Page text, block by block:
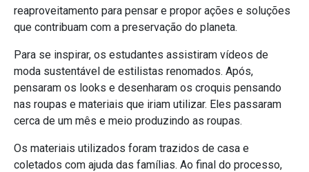
reaproveitamento para pensar e propor ações e soluções
que contribuam com a preservação do planeta.
Para se inspirar, os estudantes assistiram vídeos de
moda sustentável de estilistas renomados. Após,
pensaram os looks e desenharam os croquis pensando
nas roupas e materiais que iriam utilizar. Eles passaram
cerca de um mês e meio produzindo as roupas.
Os materiais utilizados foram trazidos de casa e
coletados com ajuda das famílias. Ao final do processo,